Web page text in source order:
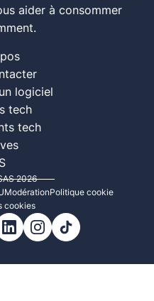
aider à consommer
logiciel
tech
tech
2026
ModérationPolitique cookie
cookies